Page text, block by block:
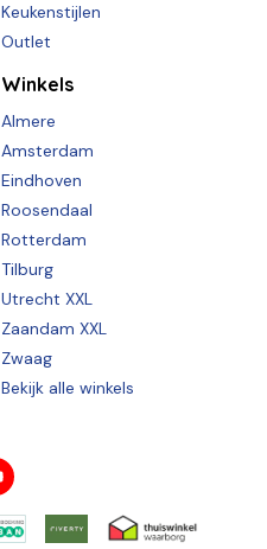
Keukenstijlen
Outlet
Winkels
Almere
Amsterdam
Eindhoven
Roosendaal
Rotterdam
Tilburg
Utrecht XXL
Zaandam XXL
Zwaag
Bekijk alle winkels